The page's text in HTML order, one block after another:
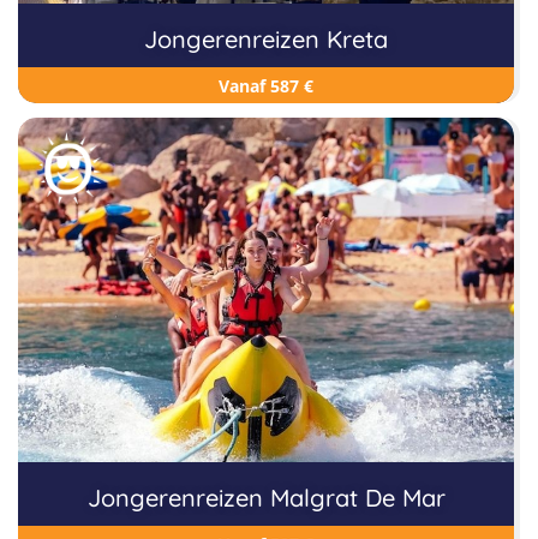
Jongerenreizen Kreta
Vanaf 587 €
Jongerenreizen Malgrat De Mar